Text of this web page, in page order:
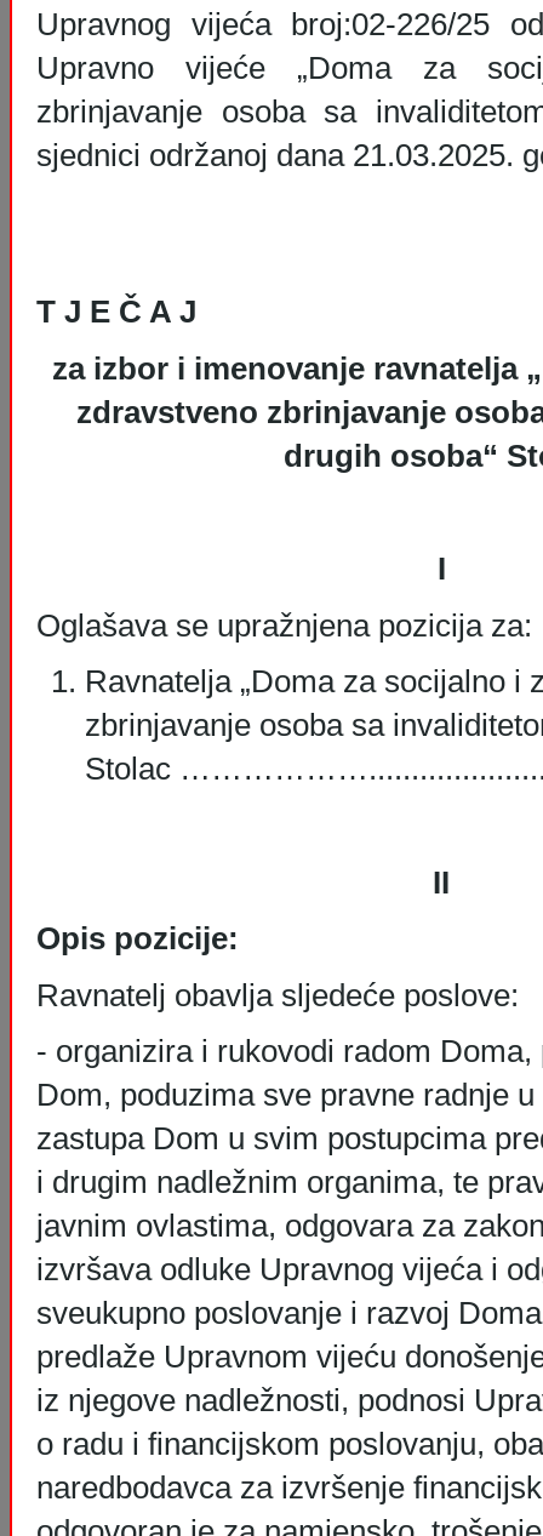
Upravnog vijeća broj:02-226/25
Upravno vijeće „Doma za
zbrinjavanje osoba sa
sjednici održanoj dana 21.03.2025.
T J E Č A J
za izbor i imenovanje ravnatelja
zdravstveno zbrinjavanje
drugih osoba“
I
Oglašava se upražnjena pozicija za:
Ravnatelja „Doma za socijalno i
zbrinjavanje osoba sa
Stolac
II
Opis pozicije:
Ravnatelj obavlja sljedeće poslove:
- organizira i rukovodi radom
Dom, poduzima sve pravne radnje
zastupa Dom u svim postupcima
i drugim nadležnim organima, te
javnim ovlastima, odgovara za
izvršava odluke Upravnog vijeća i
sveukupno poslovanje i razvoj
predlaže Upravnom vijeću
iz njegove nadležnosti, podnosi
o radu i financijskom poslovanju,
naredbodavca za izvršenje